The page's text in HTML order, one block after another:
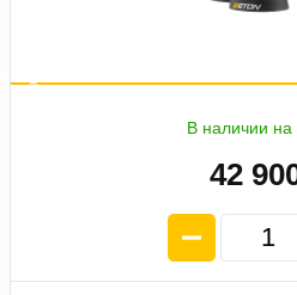
В наличии на
42
а